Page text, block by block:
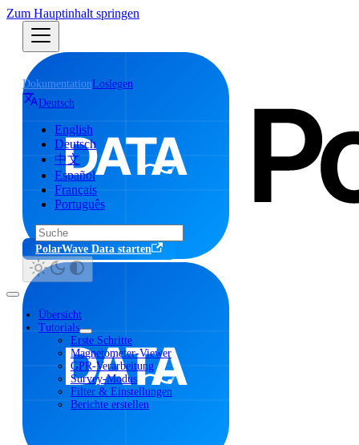
Zum Hauptinhalt springen
DokumentationLoslegen
Deutsch
English
Deutsch
中文
Español
Français
Português
PolarWave Data starten
Übersicht
Tutorials
Erste Schritte
Magnetometer-Viewer
GPR-Verarbeitung
Survey-Modus
Filter & Einstellungen
Berichte erstellen